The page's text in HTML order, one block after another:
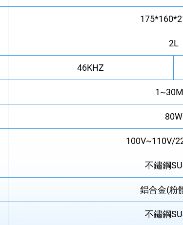
2L
46KHZ
80W
100V~110V/
不鏽鋼
鋁合金(粉
不鏽鋼